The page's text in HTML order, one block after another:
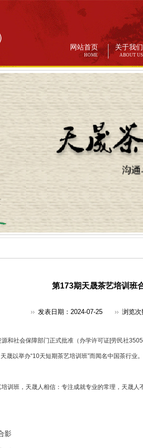
网站首页
HOME
关于我们
ABOUT US
第173期天晟茶艺培训班
发表日期：2024-07-25 浏览次
和社会保障部门正式批准（办学许可证[劳民社
晟以举办“10天短期茶艺培训班”而闻名中国茶行业
训班，天晟人相信：专注成就专业的常理，天晟
影